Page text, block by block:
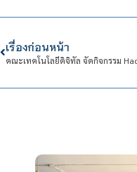
เรื่องก่อนหน้า